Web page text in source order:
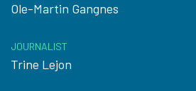
Ole-Martin Gangnes
JOURNALIST
Trine Lejon